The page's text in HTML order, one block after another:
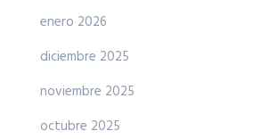
enero 2026
diciembre 2025
noviembre 2025
octubre 2025